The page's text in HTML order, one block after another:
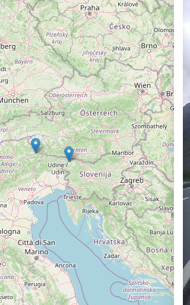
De groetjes terug
Doelloos
Ronde Van Flandriën
Dhr. Dries
Schapentocht
Het lossen van de kunst
Kerkstraten
7 rollen van Steven Seagal
Dodentocht
Redelijk slecht weer
In vogelvlucht
Lettertje dabij
Zowel Herent als
Heen en weer
Natuurlijk meest
15 eiken
De ronde van het
Albertkanaal
De diagonaal van
Rues de Léglise
Ravel
Binnenkopper